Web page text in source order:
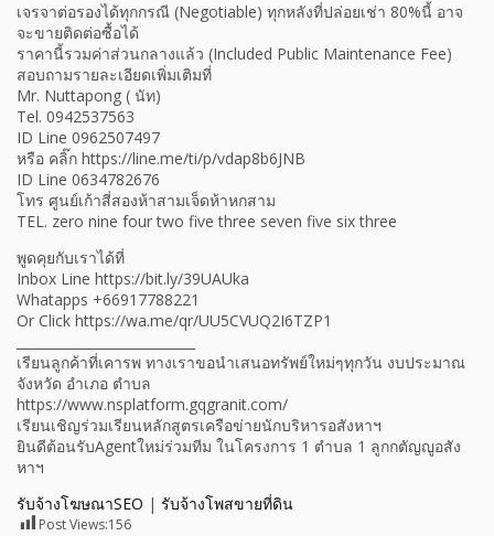
เจรจาต่อรองได้ทุกกรณี (Negotiable) ทุกหลังที่ปล่อยเช่า 80%นี้ อาจ
จะขายติดต่อซื้อได้
ราคานี้รวมค่าส่วนกลางแล้ว (Included Public Maintenance Fee)
สอบถามรายละเอียดเพิ่มเติมที่
Mr. Nuttapong ( นัท)
Tel. 0942537563
ID Line 0962507497
หรือ คลิ๊ก https://line.me/ti/p/vdap8b6JNB
ID Line 0634782676
โทร ศูนย์เก้าสี่สองห้าสามเจ็ดห้าหกสาม
TEL. zero nine four two five three seven five six three
พูดคุยกับเราได้ที่
Inbox Line https://bit.ly/39UAUka
Whatapps +66917788221
Or Click https://wa.me/qr/UU5CVUQ2I6TZP1
เรียนลูกค้าที่เคารพ ทางเราขอนำเสนอทรัพย์ใหม่ๆทุกวัน งบประมาณ
จังหวัด อำเภอ ตำบล
https://www.nsplatform.gqgranit.com/
เรียนเชิญร่วมเรียนหลักสูตรเครือข่ายนักบริหารอสังหาฯ
ยินดีต้อนรับAgentใหม่ร่วมทีม ในโครงการ 1 ตำบล 1 ลูกกตัญญูอสัง
หาฯ
รับจ้างโฆษณาSEO | รับจ้างโพสขายที่ดิน
Post Views:156